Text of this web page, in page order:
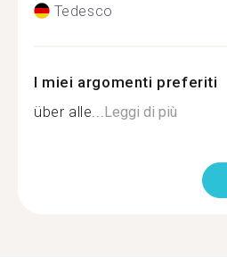
Tedesco
I miei argomenti preferiti
über alle... Leggi di più